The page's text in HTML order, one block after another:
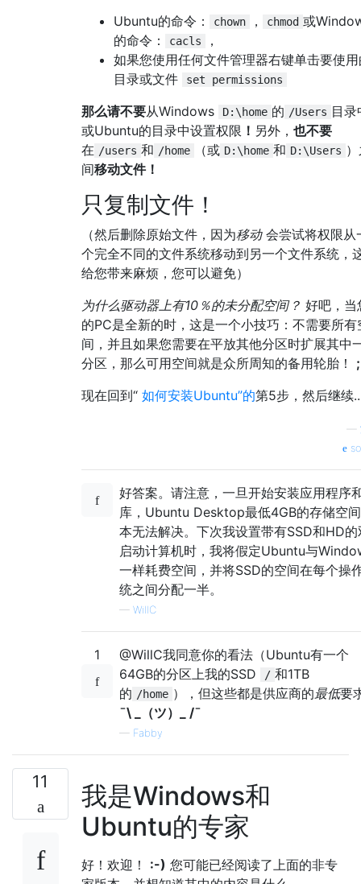
Ubuntu的命令：
chown ， chmod 或
的命令：
cacls
，
如果您使用任何文件管理器右键单击要使
目录或文件
set permissions
那么请不要从Windows D:\home 的 /Users 目录
或Ubuntu的目录中设置权限 ！ 另外， 也不要
在 /users 和 /home （或 D:\home 和 D:\Users
间移动文件！
只复制文件！
（然后删除原始文件，因为移动会尝试将权限从
个完全不同的文件系统移动到另一个文件系统，
给您带来麻烦，您可以避免）
为什么驱动器上有10％的未分配空间？ 好吧，当
的PC是全新的时，这是一个小技巧：不需要所有
间，并且如果您需要在平放其他分区时扩展其中
分区，那么可用空间就是众所周知的备用轮胎！
现在回到“ 如何安装Ubuntu”的第5步，然后继续
好答案。请注意，一旦开始安装应用程序
库，Ubuntu Desktop最低4GB的存储空
本无法解决。下次我设置带有SSD和HD的
启动计算机时，我将假定Ubuntu与
一样耗费空间，并将SSD的空间在每个操
统之间分配一半。
— WillC
1
@WillC我同意你的看法（Ubuntu有一个
64GB的分区上我的SSD
/ 和1TB
的 /home ），但这些都是供应商的最低要
¯\ _（ツ）_ /¯
— Fabby
11
我是Windows和
Ubuntu的专家
好！欢迎！ :-) 您可能已经阅读了上面的非专